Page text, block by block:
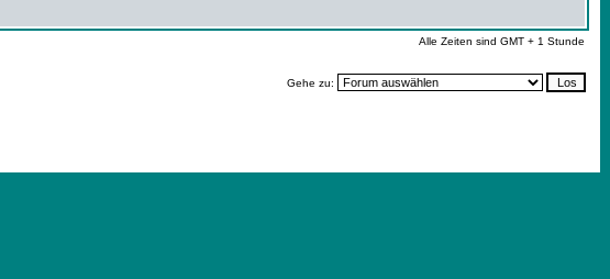
Alle Zeiten sind GMT + 1 Stunde
Gehe zu: